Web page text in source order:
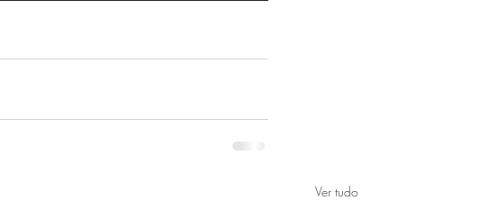
Ver tudo